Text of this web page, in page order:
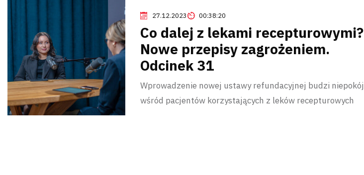
27.12.2023 00:38:20
Co dalej z lekami recepturowymi?
Nowe przepisy zagrożeniem.
Odcinek 31
Wprowadzenie nowej ustawy refundacyjnej budzi niepokój
wśród pacjentów korzystających z leków recepturowych